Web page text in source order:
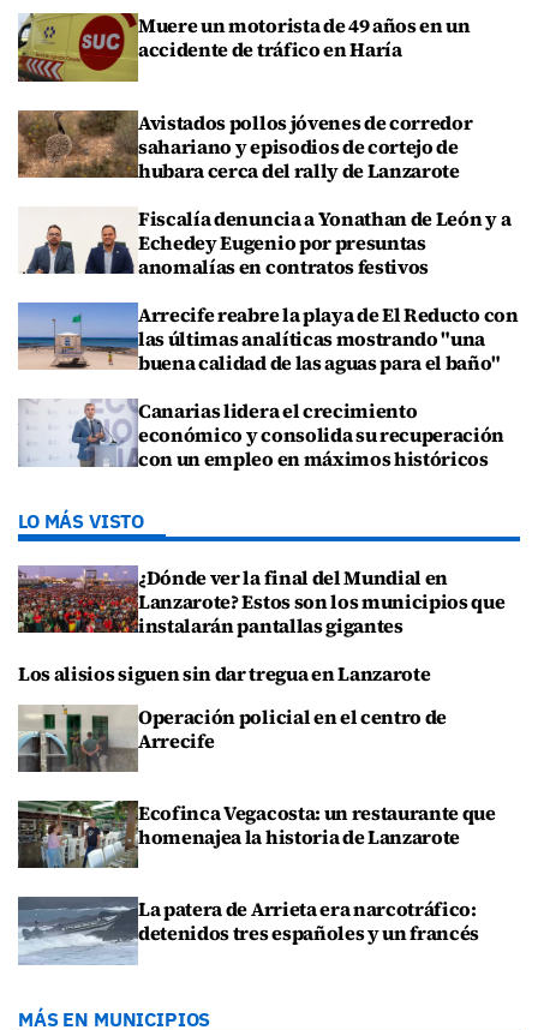
Muere un motorista de 49 años en un
accidente de tráfico en Haría
Avistados pollos jóvenes de corredor
sahariano y episodios de cortejo de
hubara cerca del rally de Lanzarote
Fiscalía denuncia a Yonathan de León y a
Echedey Eugenio por presuntas
anomalías en contratos festivos
Arrecife reabre la playa de El Reducto con
las últimas analíticas mostrando "una
buena calidad de las aguas para el baño"
Canarias lidera el crecimiento
económico y consolida su recuperación
con un empleo en máximos históricos
LO MÁS VISTO
¿Dónde ver la final del Mundial en
Lanzarote? Estos son los municipios que
instalarán pantallas gigantes
Los alisios siguen sin dar tregua en Lanzarote
Operación policial en el centro de
Arrecife
Ecofinca Vegacosta: un restaurante que
homenajea la historia de Lanzarote
La patera de Arrieta era narcotráfico:
detenidos tres españoles y un francés
MÁS EN MUNICIPIOS